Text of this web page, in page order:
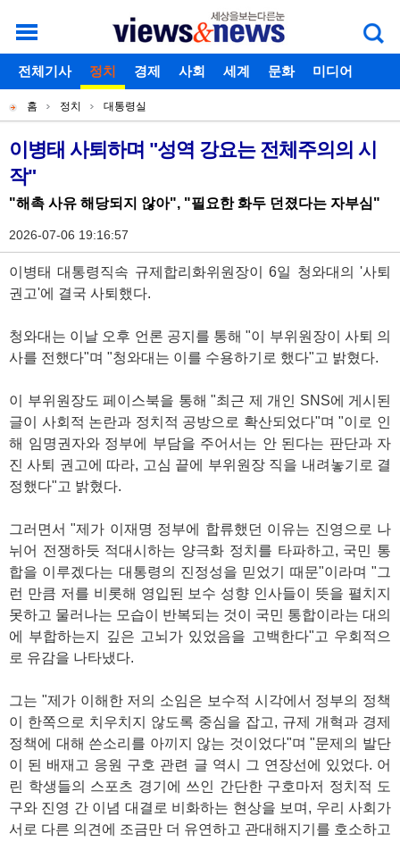
개
별
메
뉴
로그인 회원가입 아이디찾기 비밀번호찾기
주
메
뉴
전체기사 정치 경제 사회 세계 문화
미디어
현
재
위
치
홈 정치 대통령실
기
사
본
문
이병태 사퇴하며 "성역 강요는 전체주의의 시
작"
"해촉 사유 해당되지 않아", "필요한 화두 던졌다는 자부심"
2026-07-06 19:16:57
이병태 대통령직속 규제합리화위원장이 6일 청와대의 '사퇴
권고'에 결국 사퇴했다.
청와대는 이날 오후 언론 공지를 통해 "이 부위원장이 사퇴 의
사를 전했다"며 "청와대는 이를 수용하기로 했다"고 밝혔다.
이 부위원장도 페이스북을 통해 "최근 제 개인 SNS에 게시된
글이 사회적 논란과 정치적 공방으로 확산되었다"며 "이로 인
해 임명권자와 정부에 부담을 주어서는 안 된다는 판단과 자
진 사퇴 권고에 따라, 고심 끝에 부위원장 직을 내려놓기로 결
정했다"고 밝혔다.
그러면서 "제가 이재명 정부에 합류했던 이유는 진영으로 나
뉘어 전쟁하듯 적대시하는 양극화 정치를 타파하고, 국민 통
합을 이루겠다는 대통령의 진정성을 믿었기 때문"이라며 "그
런 만큼 저를 비롯해 영입된 보수 성향 인사들이 뜻을 펼치지
못하고 물러나는 모습이 반복되는 것이 국민 통합이라는 대의
에 부합하는지 깊은 고뇌가 있었음을 고백한다"고 우회적으
로 유감을 나타냈다.
그는 "제가 이해한 저의 소임은 보수적 시각에서 정부의 정책
이 한쪽으로 치우치지 않도록 중심을 잡고, 규제 개혁과 경제
정책에 대해 쓴소리를 아끼지 않는 것이었다"며 "문제의 발단
이 된 배재고 응원 구호 관련 글 역시 그 연장선에 있었다. 어
린 학생들의 스포츠 경기에 쓰인 간단한 구호마저 정치적 도
구와 진영 간 이념 대결로 비화하는 현상을 보며, 우리 사회가
서로 다른 의견에 조금만 더 유연하고 관대해지기를 호소하고